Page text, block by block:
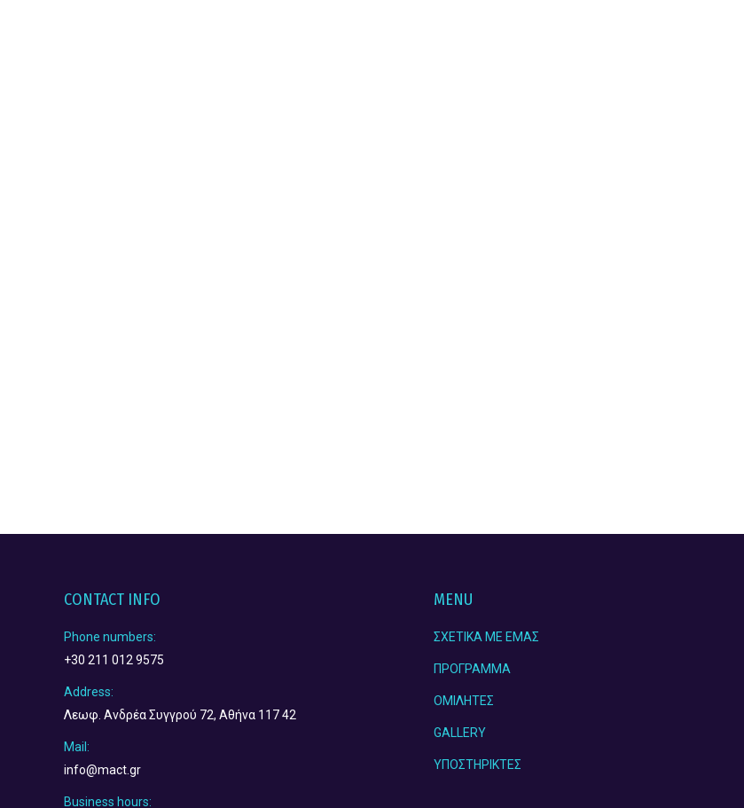
CONTACT INFO
Phone numbers:
+30 211 012 9575
Address:
Λεωφ. Ανδρέα Συγγρού 72, Αθήνα 117 42
Mail:
info@mact.gr
Business hours:
MENU
ΣΧΕΤΙΚΑ ΜΕ ΕΜΑΣ
ΠΡΟΓΡΑΜΜΑ
ΟΜΙΛΗΤΕΣ
GALLERY
ΥΠΟΣΤΗΡΙΚΤΕΣ